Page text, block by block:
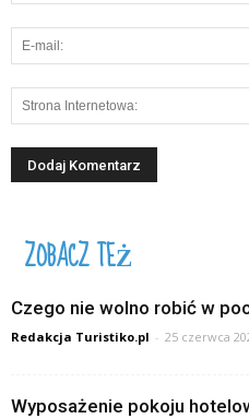
ZOBACZ TEŻ
Czego nie wolno robić w
Redakcja Turistiko.pl - 25 czerwca
Wyposażenie pokoju